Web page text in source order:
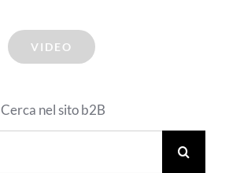
VIDEO
Cerca nel sito b2B